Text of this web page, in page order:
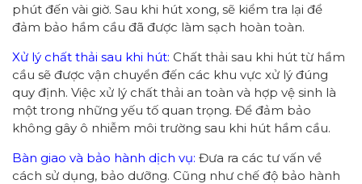
phút đến vài giờ. Sau khi hút xong, sẽ kiểm tra lại để
đảm bảo hầm cầu đã được làm sạch hoàn toàn.
Xử lý chất thải sau khi hút: Chất thải sau khi hút từ hầm
cầu sẽ được vận chuyển đến các khu vực xử lý đúng
quy định. Việc xử lý chất thải an toàn và hợp vệ sinh là
một trong những yếu tố quan trọng. Để đảm bảo
không gây ô nhiễm môi trường sau khi hút hầm cầu.
Bàn giao và bảo hành dịch vụ: Đưa ra các tư vấn về
cách sử dụng, bảo dưỡng. Cũng như chế độ bảo hành